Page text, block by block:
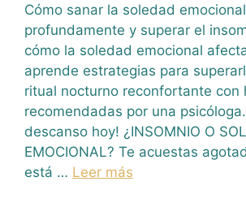
Cómo sanar la soledad
profundamente y superar el
cómo la soledad emocional
aprende estrategias para
ritual nocturno reconfortante con
recomendadas por una
descanso hoy! ¿INSOMNIO O
EMOCIONAL? Te acuestas
está … Leer más